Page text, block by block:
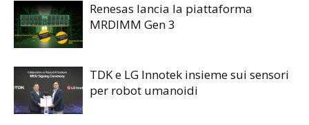
Renesas lancia la piattaforma
MRDIMM Gen 3
TDK e LG Innotek insieme sui sensori
per robot umanoidi